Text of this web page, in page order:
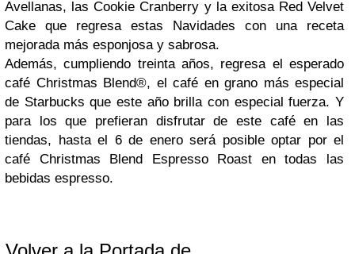
Avellanas, las Cookie Cranberry y la exitosa Red Velvet
Cake que regresa estas Navidades con una receta
mejorada más esponjosa y sabrosa.
Además, cumpliendo treinta años, regresa el esperado
café Christmas Blend®, el café en grano más especial
de Starbucks que este año brilla con especial fuerza. Y
para los que prefieran disfrutar de este café en las
tiendas, hasta el 6 de enero será posible optar por el
café Christmas Blend Espresso Roast en todas las
bebidas espresso.